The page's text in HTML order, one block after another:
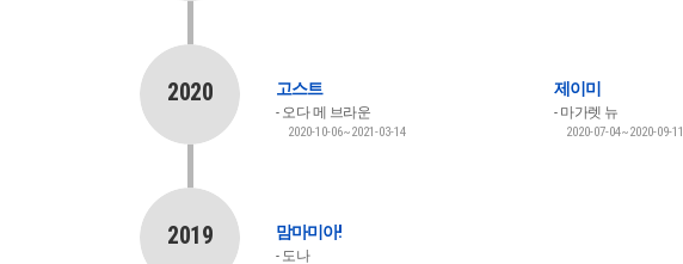
2020 고스트
오다 메 브라운
2020-10-06~2021-03-14
제이미
마가렛 뉴
2020-07-04~2020-09-11
2019 맘마미아!
도나